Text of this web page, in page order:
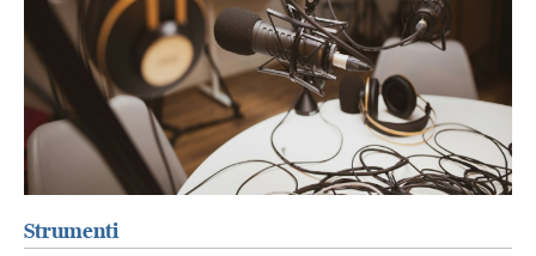
Strumenti